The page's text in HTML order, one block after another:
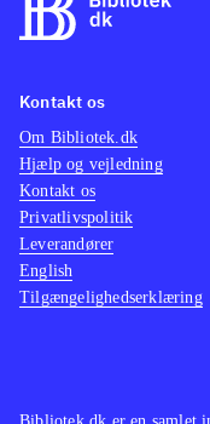
Kontakt os
Om Bibliotek.dk
Hjælp og vejledning
Kontakt os
Privatlivspolitik
Leverandører
English
Tilgængelighedserklæring